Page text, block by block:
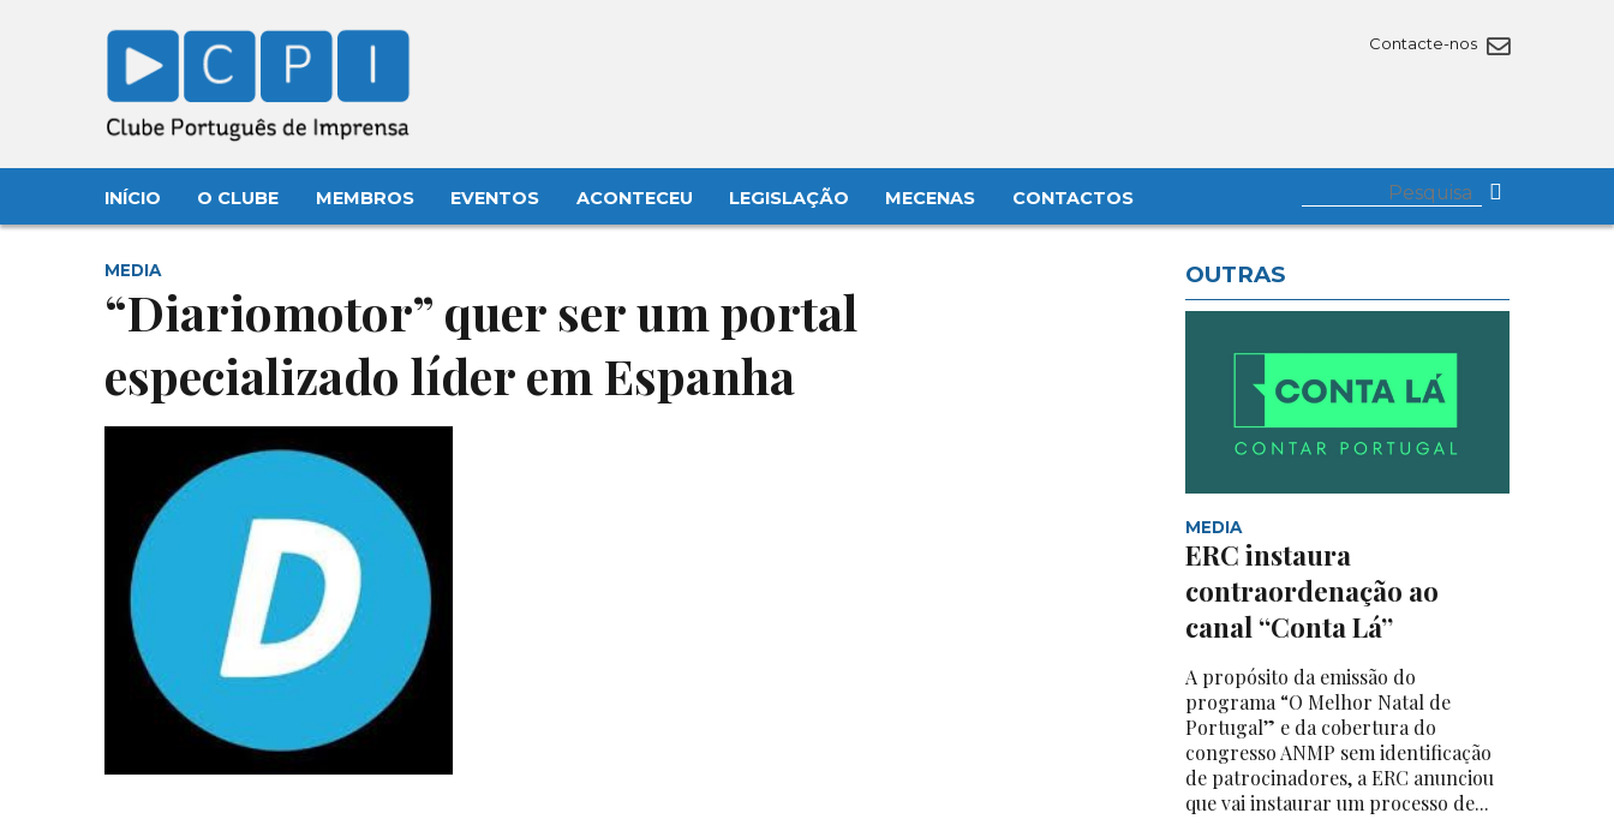
Contacte-nos
INÍCIO O CLUBE MEMBROS EVENTOS ACONTECEU LEGISLAÇÃO MECENAS CONTACTOS
MEDIA
“Diariomotor” quer ser um portal
especializado líder em Espanha
OUTRAS
MEDIA
ERC instaura
contraordenação ao
canal “Conta Lá”
A propósito da emissão do
programa “O Melhor Natal de
Portugal” e da cobertura do
congresso ANMP sem identificação
de patrocinadores, a ERC anunciou
que vai instaurar um processo de...